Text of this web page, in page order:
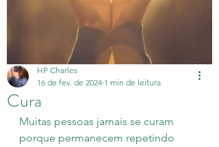
Cura
HP Charles
16 de fev. de 2024 1 min de leitura
Muitas pessoas jamais se curam
porque permanecem repetindo